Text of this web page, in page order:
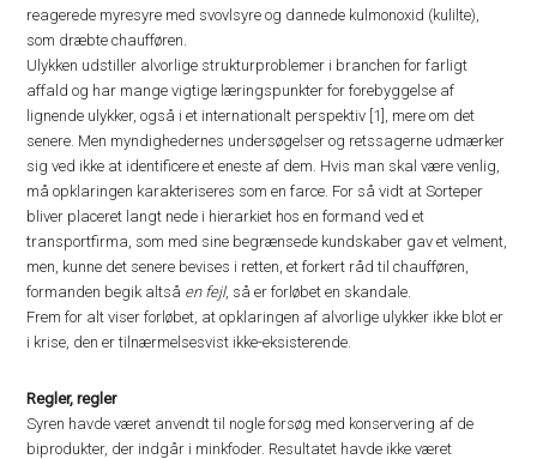
reagerede myresyre med svovlsyre og dannede kulmonoxid (kulilte),
som dræbte chaufføren.
Ulykken udstiller alvorlige strukturproblemer i branchen for farligt
affald og har mange vigtige læringspunkter for forebyggelse af
lignende ulykker, også i et internationalt perspektiv [1], mere om det
senere. Men myndighedernes undersøgelser og retssagerne udmærker
sig ved ikke at identificere et eneste af dem. Hvis man skal være venlig,
må opklaringen karakteriseres som en farce. For så vidt at Sorteper
bliver placeret langt nede i hierarkiet hos en formand ved et
transportfirma, som med sine begrænsede kundskaber gav et velment,
men, kunne det senere bevises i retten, et forkert råd til chaufføren,
formanden begik altså en fejl, så er forløbet en skandale.
Frem for alt viser forløbet, at opklaringen af alvorlige ulykker ikke blot er
i krise, den er tilnærmelsesvist ikke-eksisterende.
Regler, regler
Syren havde været anvendt til nogle forsøg med konservering af de
biprodukter, der indgår i minkfoder. Resultatet havde ikke været